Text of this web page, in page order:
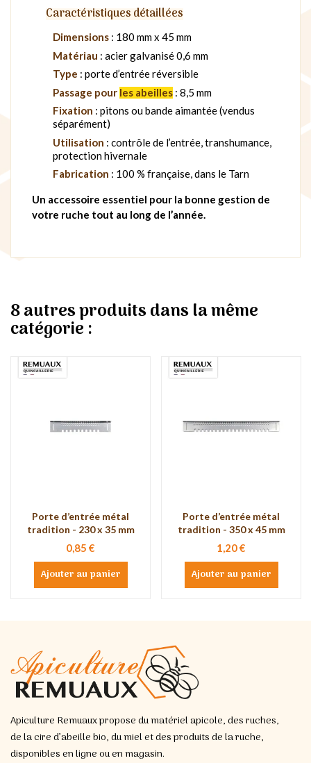
Caractéristiques détaillées
Dimensions : 180 mm x 45 mm
Matériau : acier galvanisé 0,6 mm
Type : porte d’entrée réversible
Passage pour les abeilles : 8,5 mm
Fixation : pitons ou bande aimantée (vendus
séparément)
Utilisation : contrôle de l’entrée, transhumance,
protection hivernale
Fabrication : 100 % française, dans le Tarn
Un accessoire essentiel pour la bonne gestion de
votre ruche tout au long de l’année.
8 autres produits dans la même
catégorie :
Porte d’entrée métal
tradition - 230 x 35 mm
0,85 €
Ajouter au panier
Porte d’entrée métal
tradition - 350 x 45 mm
1,20 €
Ajouter au panier
Apiculture Remuaux propose du matériel apicole, des ruches,
de la cire d’abeille bio, du miel et des produits de la ruche,
disponibles en ligne ou en magasin.